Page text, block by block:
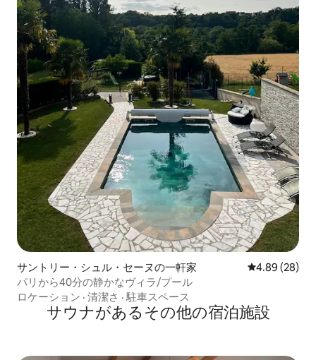
サントリー・シュル・セーヌの一軒家 レビュー28
4.89 (28)
パリから40分の静かなヴィラ/プール
ロケーション · 清潔さ ·駐車スペース
サウナがあるその他の宿泊施設